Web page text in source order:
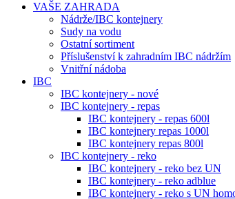
VAŠE ZAHRADA
Nádrže/IBC kontejnery
Sudy na vodu
Ostatní sortiment
Příslušenství k zahradním IBC nádržím
Vnitřní nádoba
IBC
IBC kontejnery - nové
IBC kontejnery - repas
IBC kontejnery - repas 600l
IBC kontejnery repas 1000l
IBC kontejnery repas 800l
IBC kontejnery - reko
IBC kontejnery - reko bez UN
IBC kontejnery - reko adblue
IBC kontejnery - reko s UN